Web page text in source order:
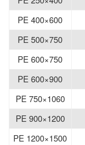
PE 400×600
PE 500×750
PE 600×750
PE 600×900
PE 750×1060
PE 900×1200
PE 1200×1500